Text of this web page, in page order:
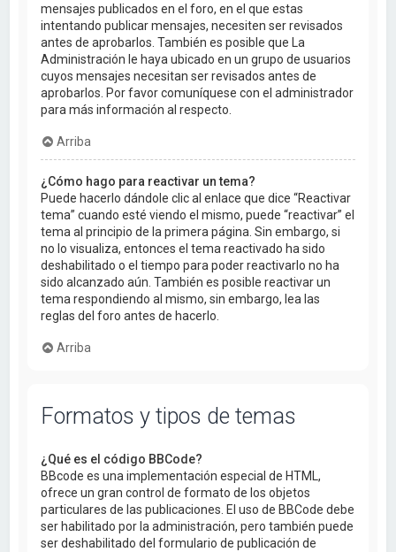
mensajes publicados en el foro, en el que estas
intentando publicar mensajes, necesiten ser revisados
antes de aprobarlos. También es posible que La
Administración le haya ubicado en un grupo de usuarios
cuyos mensajes necesitan ser revisados antes de
aprobarlos. Por favor comuníquese con el administrador
para más información al respecto.
Arriba
¿Cómo hago para reactivar un tema?
Puede hacerlo dándole clic al enlace que dice “Reactivar
tema” cuando esté viendo el mismo, puede “reactivar” el
tema al principio de la primera página. Sin embargo, si
no lo visualiza, entonces el tema reactivado ha sido
deshabilitado o el tiempo para poder reactivarlo no ha
sido alcanzado aún. También es posible reactivar un
tema respondiendo al mismo, sin embargo, lea las
reglas del foro antes de hacerlo.
Arriba
Formatos y tipos de temas
¿Qué es el código BBCode?
BBcode es una implementación especial de HTML,
ofrece un gran control de formato de los objetos
particulares de las publicaciones. El uso de BBCode debe
ser habilitado por la administración, pero también puede
ser deshabilitado del formulario de publicación de